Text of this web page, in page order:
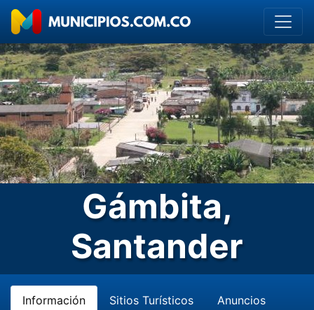
Gámbita,
Santander
Información Sitios Turísticos Anuncios